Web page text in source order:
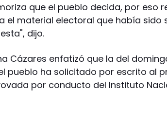
que el pueblo decida, por eso
el material electoral que había
dijo.
Cázares enfatizó que la del
pueblo ha solicitado por escrito al
por conducto del Instituto